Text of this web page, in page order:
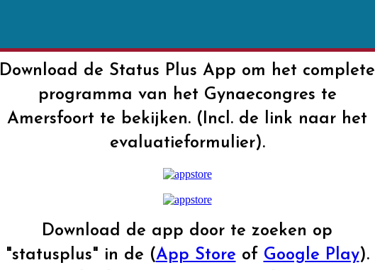
Download de Status Plus App om het complete
programma van het Gynaecongres te
Amersfoort te bekijken. (Incl. de link naar het
evaluatieformulier).
Download de app door te zoeken op
"statusplus" in de (App Store of Google Play).